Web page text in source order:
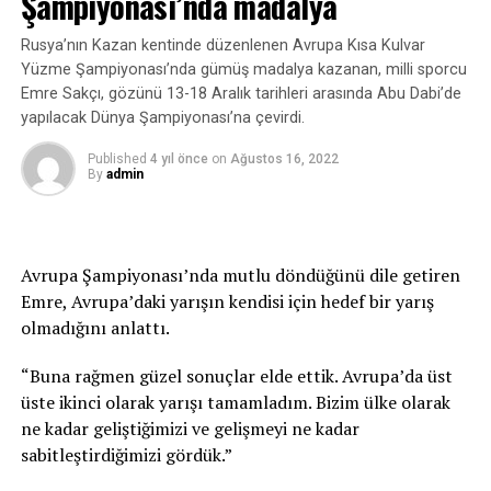
“Her alanda çıtayı yukarıya taşıyacağız”
Kasapoğlu, 9. Fetih Kupası ile spordaki varoluşu her
alanda olduğu gibi yukarıya taşıdıklarını belirtti.
“Sadece birkaç branş değil her branşta iddiamız var.
Daha önceleri sporcu dahi bulamadığımız branşlarda
bugün dünya çapında şampiyonalarda altın madalyayla
ruhla, bilimde, sanatta, kültürde, sporda her alanda
çıtayı yukarıya taşıyacağız. Bu anlamlı organizasyonun
bugünlere gelmesinde emeği olan herkesi ve Okçular
gayret gösteren, farklı ülkelerden gelen değerli
misafirlerimize teşekkürlerimi sunuyorum. Bu anlamlı
kupanın daha nice yıllar milletimizle ve İstanbul’umuzla
buluşmasını temenni ediyorum.”
Rusya’nın Kazan kentinde düzenlenen Avrupa Kısa Kulvar
Yüzme Şampiyonası’nda gümüş madalya kazanan, milli sporcu
Emre Sakçı, gözünü 13-18 Aralık tarihleri arasında Abu Dabi’de
yapılacak Dünya Şampiyonası’na çevirdi.
Published 4 yıl önce on Ağustos 16, 2022
By admin
Avrupa Şampiyonası’nda mutlu döndüğünü dile getiren
Emre, Avrupa’daki yarışın kendisi için hedef bir yarış
olmadığını anlattı.
“Buna rağmen güzel sonuçlar elde ettik. Avrupa’da üst
üste ikinci olarak yarışı tamamladım. Bizim ülke olarak
ne kadar geliştiğimizi ve gelişmeyi ne kadar
sabitleştirdiğimizi gördük.”